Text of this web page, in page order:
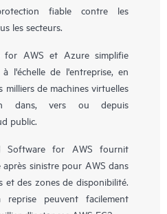
fiable contre les
les secteurs.
for AWS et Azure simplifie
l'échelle de l'entreprise, en
milliers de machines virtuelles
dans, vers ou depuis
public.
Software for AWS fournit
sinistre pour AWS dans
et des zones de disponibilité.
peuvent facilement